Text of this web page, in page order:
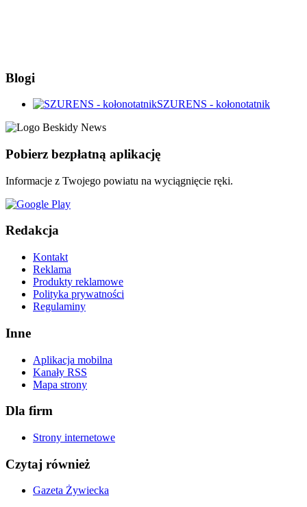
Blogi
SZURENS - kołonotatnik
Pobierz bezpłatną aplikację
Informacje z Twojego powiatu na wyciągnięcie ręki.
Redakcja
Kontakt
Reklama
Produkty reklamowe
Polityka prywatności
Regulaminy
Inne
Aplikacja mobilna
Kanały RSS
Mapa strony
Dla firm
Strony internetowe
Czytaj również
Gazeta Żywiecka